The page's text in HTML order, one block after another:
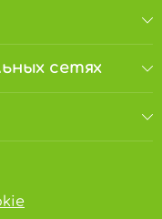
сетях